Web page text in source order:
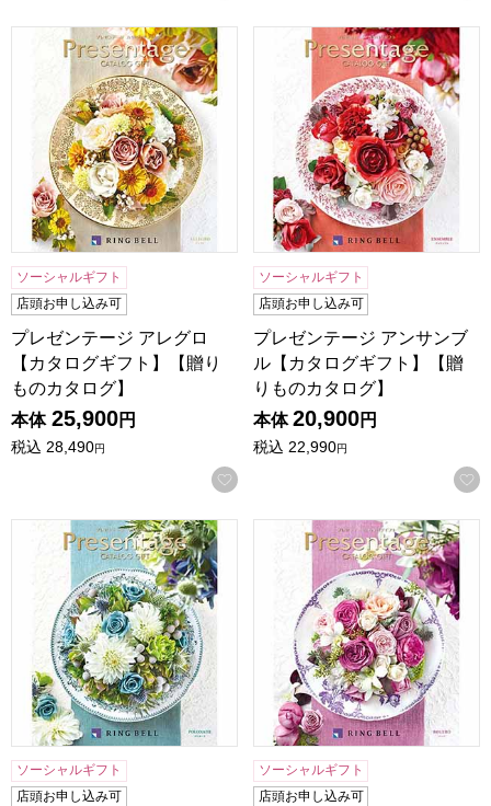
プレゼンテージ アレグロ【カタログギフト】【贈りものカ
ソーシャルギフト
店頭お申し込み可
プレゼンテージ アレグロ
【カタログギフト】【贈り
ものカタログ】
本体 25,900円
税込 28,490円
お気に入りに登録する
プレゼンテージ アンサンブ
ソーシャルギフト
店頭お申し込み可
プレゼンテージ アンサンブ
ル【カタログギフト】【贈
りものカタログ】
本体 20,900円
税込 22,990円
プレゼンテージ ポロネーズ【カタログギフト】【贈りもの
ソーシャルギフト
店頭お申し込み可
プレゼンテージ ボレロ【カ
ソーシャルギフト
店頭お申し込み可